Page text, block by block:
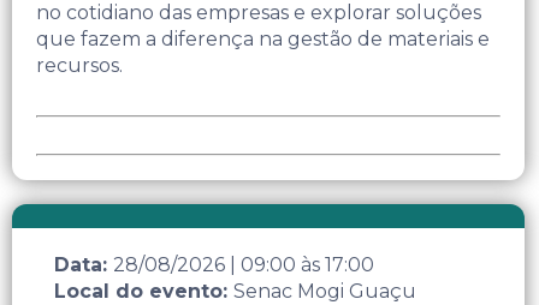
no cotidiano das empresas e explorar soluções
que fazem a diferença na gestão de materiais e
recursos.
Data: 28/08/2026 09:00 às 17:00
Local do evento: Senac Mogi Guaçu